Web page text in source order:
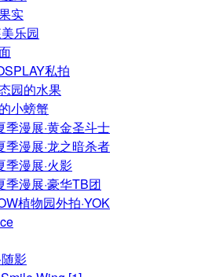
实
乐园
私拍
园的水果
小螃蟹
季漫展·黄金圣斗士
季漫展·龙之暗杀者
季漫展·火影
季漫展·豪华TB团
植物园外拍·YOK
影